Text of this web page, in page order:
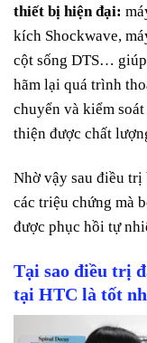
thiết bị hiện đại:
kích Shockwave,
cột sống DTS…
hãm lại quá trình
chuyển và kiểm
thiện được chất
Nhờ vậy sau điều trị
các triệu chứng mà
được phục hồi tự
Tại sao điều trị
tại HTC là tốt